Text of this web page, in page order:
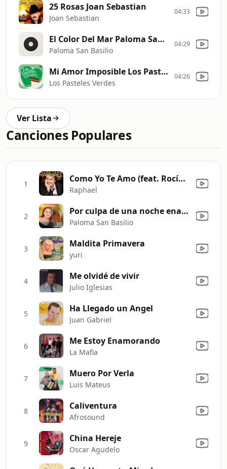
25 Rosas Joan Sebastian
Joan Sebastian
04:33
El Color Del Mar Paloma San Basilio
Paloma San Basilio
04:29
Mi Amor Imposible Los Pasteles Verdes
Los Pasteles Verdes
04:26
Ver Lista
Canciones Populares
1 Como Yo Te Amo (feat. Rocío Jurado) [Remastered]
Raphael
2 Por culpa de una noche enamorada
Paloma San Basilio
3 Maldita Primavera
yuri
4 Me olvidé de vivir
Julio Iglesias
5 Ha Llegado un Angel
Juan Gabriel
6 Me Estoy Enamorando
La Mafia
7 Muero Por Verla
Luis Mateus
8 Caliventura
Afrosound
9 China Hereje
Oscar Agudelo